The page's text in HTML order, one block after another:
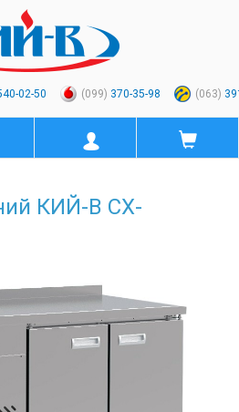
02-50 (099) 370-35-98 (063)
КИЙ-В СХ-